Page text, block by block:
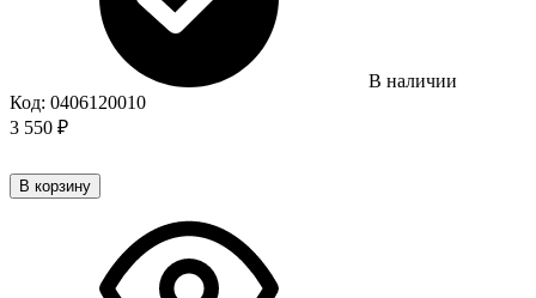
В наличии
Код: 0406120010
3 550 ₽
В корзину